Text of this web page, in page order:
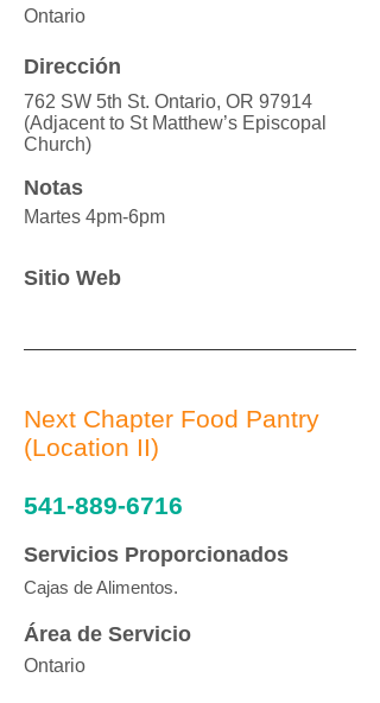
Ontario
Dirección
762 SW 5th St. Ontario, OR 97914
(Adjacent to St Matthew’s Episcopal
Church)
Notas
Martes 4pm-6pm
Sitio Web
Next Chapter Food Pantry
(Location II)
541-889-6716
Servicios Proporcionados
Cajas de Alimentos.
Área de Servicio
Ontario